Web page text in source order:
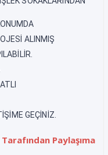
ALINMIŞ
GEÇİNİZ.
Paylaşıma